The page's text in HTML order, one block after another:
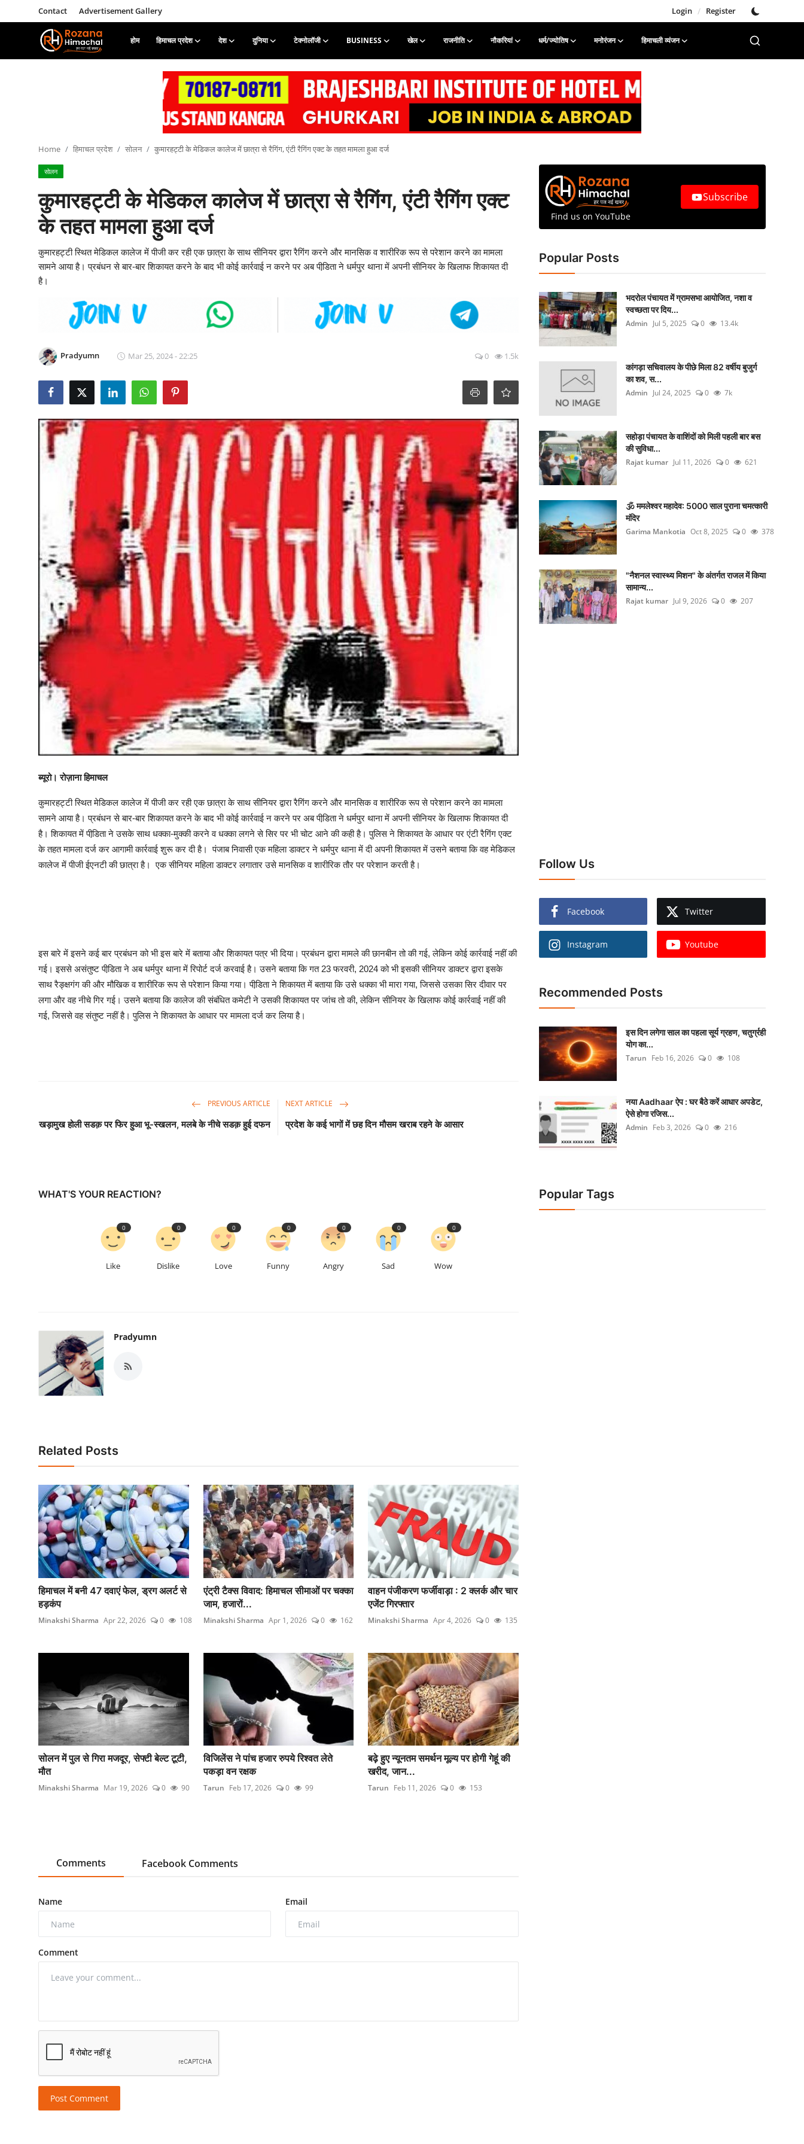
Contact Advertisement Gallery Login / Register
होम हिमाचल प्रदेश देश दुनिया टेक्नोलॉजी BUSINESS खेल राजनीति नौकरियां धर्म/ज्योतिष मनोरंजन हिमाचली व्यंजन
टेक्नोलॉजी
धर्म/ज्योतिष
Home हिमाचल प्रदेश सोलन कुमारहट्टी के मेडिकल कालेज में छात्रा से रैगिंग, एंटी रैगिंग एक्ट के तहत मामला हुआ दर्ज
सोलन
कुमारहट्टी के मेडिकल कालेज में छात्रा से रैगिंग, एंटी रैगिंग एक्ट
के तहत मामला हुआ दर्ज
कुमारहट्टी स्थित मेडिकल कालेज में पीजी कर रही एक छात्रा के साथ सीनियर द्वारा रैगिंग करने और मानसिक व शारीरिक रूप से परेशान करने का मामला
सामने आया है। प्रबंधन से बार-बार शिकायत करने के बाद भी कोई कार्रवाई न करने पर अब पीडि़ता ने धर्मपुर थाना में अपनी सीनियर के खिलाफ शिकायत दी
है।
Pradyumn Mar 25, 2024 - 22:25 0 1.5k
ब्यूरो। रोज़ाना हिमाचल
कुमारहट्टी स्थित मेडिकल कालेज में पीजी कर रही एक छात्रा के साथ सीनियर द्वारा रैगिंग करने और मानसिक व शारीरिक रूप से परेशान करने का मामला
सामने आया है। प्रबंधन से बार-बार शिकायत करने के बाद भी कोई कार्रवाई न करने पर अब पीडि़ता ने धर्मपुर थाना में अपनी सीनियर के खिलाफ शिकायत दी
है। शिकायत में पीडि़ता ने उसके साथ धक्का-मुक्की करने व धक्का लगने से सिर पर भी चोट आने की कही है। पुलिस ने शिकायत के आधार पर एंटी रैगिंग एक्ट
के तहत मामला दर्ज कर आगामी कार्रवाई शुरू कर दी है। पंजाब निवासी एक महिला डाक्टर ने धर्मपुर थाना में दी अपनी शिकायत में उसने बताया कि वह मेडिकल
कालेज में पीजी ईएनटी की छात्रा है। एक सीनियर महिला डाक्टर लगातार उसे मानसिक व शारीरिक तौर पर परेशान करती है।
इस बारे में इसने कई बार प्रबंधन को भी इस बारे में बताया और शिकायत पत्र भी दिया। प्रबंधन द्वारा मामले की छानबीन तो की गई, लेकिन कोई कार्रवाई नहीं की
गई। इससे असंतुष्ट पीडि़ता ने अब धर्मपुर थाना में रिपोर्ट दर्ज करवाई है। उसने बताया कि गत 23 फरवरी, 2024 को भी इसकी सीनियर डाक्टर द्वारा इसके
साथ रैङ्क्षगंग की और मौखिक व शारीरिक रूप से परेशान किया गया। पीडि़ता ने शिकायत में बताया कि उसे धक्का भी मारा गया, जिससे उसका सिर दीवार पर
लगा और वह नीचे गिर गई। उसने बताया कि कालेज की संबंधित कमेटी ने उसकी शिकायत पर जांच तो की, लेकिन सीनियर के खिलाफ कोई कार्रवाई नहीं की
गई, जिससे वह संतुष्ट नहीं है। पुलिस ने शिकायत के आधार पर मामला दर्ज कर लिया है।
PREVIOUS ARTICLE
खड़ामुख होली सडक़ पर फिर हुआ भू-स्खलन, मलबे के नीचे सडक़ हुई दफन
NEXT ARTICLE
प्रदेश के कई भागों में छह दिन मौसम खराब रहने के आसार
WHAT'S YOUR REACTION?
Like
0
Dislike
0
Love
0
Funny
0
Angry
0
Sad
0
Wow
0
Pradyumn
Related Posts
हिमाचल में बनी 47 दवाएं फेल, ड्रग अलर्ट से
हड़कंप
Minakshi Sharma Apr 22, 2026 0 108
एंट्री टैक्स विवाद: हिमाचल सीमाओं पर चक्का
जाम, हजारों...
Minakshi Sharma Apr 1, 2026 0 162
वाहन पंजीकरण फर्जीवाड़ा : 2 क्लर्क और चार
एजेंट गिरफ्तार
Minakshi Sharma Apr 4, 2026 0 135
सोलन में पुल से गिरा मजदूर, सेफ्टी बेल्ट टूटी,
मौत
Minakshi Sharma Mar 19, 2026 0 90
विजिलेंस ने पांच हजार रुपये रिश्वत लेते
पकड़ा वन रक्षक
Tarun Feb 17, 2026 0 99
बढ़े हुए न्यूनतम समर्थन मूल्य पर होगी गेहूं की
खरीद, जान...
Tarun Feb 11, 2026 0 153
Comments Facebook Comments
Name Email
Comment
Post Comment
Find us on YouTube
Subscribe
Popular Posts
भदरोल पंचायत में ग्रामसभा आयोजित, नशा व
स्वच्छता पर दिय...
Admin Jul 5, 2025 0 13.4k
कांगड़ा सचिवालय के पीछे मिला 82 वर्षीय बुजुर्ग
का शव, स...
Admin Jul 24, 2025 0 7k
सहोड़ा पंचायत के वाशिंदों को मिली पहली बार बस
की सुविधा...
Rajat kumar Jul 11, 2026 0 621
🕉️ ममलेश्वर महादेव: 5000 साल पुराना चमत्कारी
मंदिर
Garima Mankotia Oct 8, 2025 0 378
"नैशनल स्वास्थ्य मिशन" के अंतर्गत राजल में किया
सामान्य...
Rajat kumar Jul 9, 2026 0 207
Follow Us
Facebook Twitter
Instagram Youtube
Recommended Posts
इस दिन लगेगा साल का पहला सूर्य ग्रहण, चतुर्ग्रही
योग का...
Tarun Feb 16, 2026 0 108
नया Aadhaar ऐप : घर बैठे करें आधार अपडेट,
ऐसे होगा रजिस...
Admin Feb 3, 2026 0 216
Popular Tags